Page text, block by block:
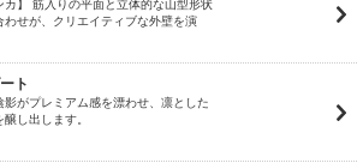
カ】 筋入りの平面と立体的な山型形状
わせが、クリエイティブな外壁を演
ト
影がプレミアム感を漂わせ、凛とした
し出します。